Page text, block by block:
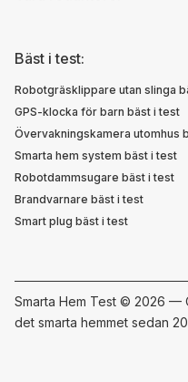
Bäst i test:
Robotgräsklippare utan slinga
GPS-klocka för barn bäst i test
Övervakningskamera utomhus
Smarta hem system bäst i test
Robotdammsugare bäst i test
Brandvarnare bäst i test
Smart plug bäst i test
Smarta Hem Test © 2026 —
det smarta hemmet sedan